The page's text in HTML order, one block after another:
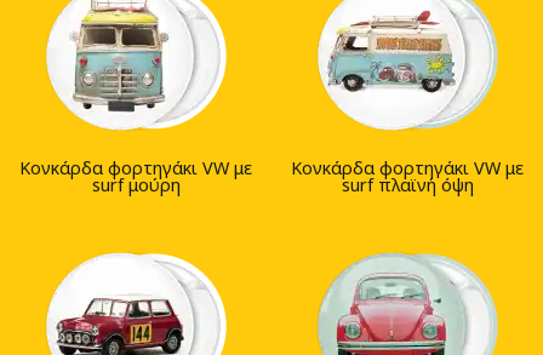
Κονκάρδα φορτηγάκι VW με
surf μούρη
Κονκάρδα φορτηγάκι VW με
surf πλαϊνή όψη